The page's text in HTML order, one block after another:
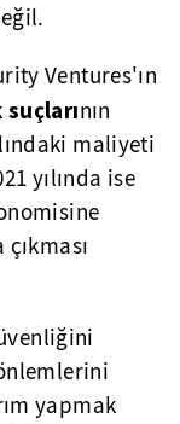
Ventures'ın
nın
maliyeti
yılında ise
yapmak